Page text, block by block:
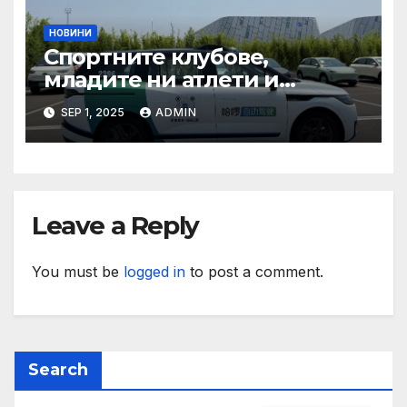
НОВИНИ
Спортните клубове,
младите ни атлети и
техните треньори имат
нужда от нашата подкрепа
и ние ще им я осигурим
SEP 1, 2025 ADMIN
Leave a Reply
You must be logged in to post a comment.
Search